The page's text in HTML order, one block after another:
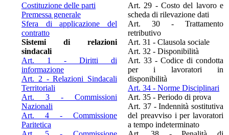
Costituzione delle parti
Premessa generale
Sfera di applicazione del
contratto
Sistemi di relazioni
sindacali
Art. 1 - Diritti di
informazione
Art. 2 - Relazioni Sindacali
Territoriali
Art. 3 - Commissioni
Nazionali
Art. 4 - Commissione
Paritetica
Art. 29 - Costo del lavoro e
scheda di rilevazione dati
Art. 30 - Trattamento
retributivo
Art. 31 - Clausola sociale
Art. 32 - Disponibilità
Art. 33 - Codice di condotta
per i lavoratori in
disponibilità
Art. 34 - Norme Disciplinari
Art. 35 - Periodo di prova
Art. 37 - Indennità sostitutiva
del preavviso i per lavoratori
a tempo indeterminato